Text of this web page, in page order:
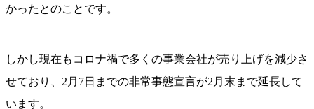
かったとのことです。
しかし現在もコロナ禍で多くの事業会社が売り上げを減少さ
せており、2月7日までの非常事態宣言が2月末まで延長して
います。